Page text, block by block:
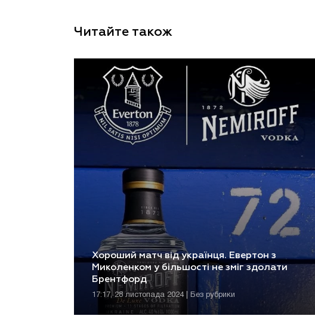
Читайте також
Хороший матч від українця. Евертон з
Миколенком у більшості не зміг здолати
Брентфорд
17:17, 28 листопада 2024 | Без рубрики